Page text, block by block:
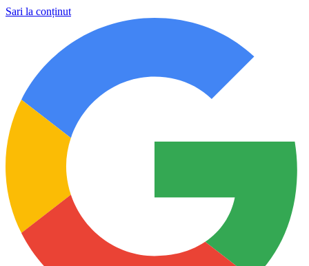
Sari la conținut